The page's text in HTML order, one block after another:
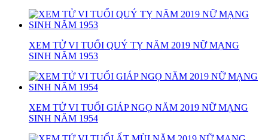
XEM TỬ VI TUỔI QUÝ TỴ NĂM 2019 NỮ MẠNG
SINH NĂM 1953
XEM TỬ VI TUỔI GIÁP NGỌ NĂM 2019 NỮ MẠNG
SINH NĂM 1954